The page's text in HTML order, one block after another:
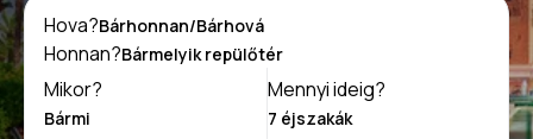
Hova?
Honnan?
Mikor?
Mennyi ideig?